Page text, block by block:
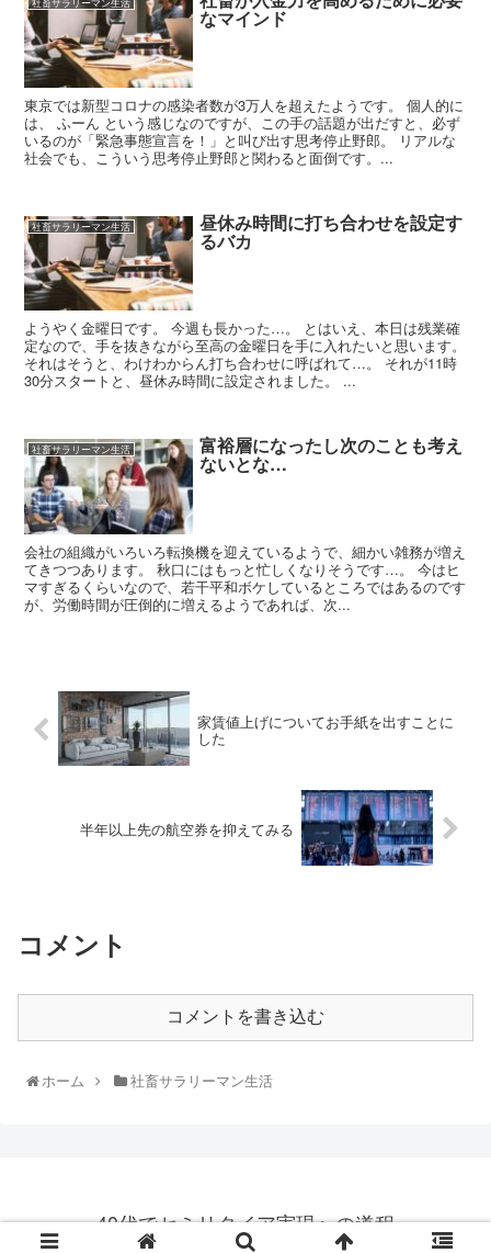
社畜サラリーマン生活
なマインド
東京では新型コロナの感染者数が3万人を超えたようです。 個人的に
は、 ふーん という感じなのですが、この手の話題が出だすと、必ず
いるのが「緊急事態宣言を！」と叫び出す思考停止野郎。 リアルな
社会でも、こういう思考停止野郎と関わると面倒です。...
社畜サラリーマン生活 昼休み時間に打ち合わせを設定す
るバカ
ようやく金曜日です。 今週も長かった…。 とはいえ、本日は残業確
定なので、手を抜きながら至高の金曜日を手に入れたいと思います。
それはそうと、わけわからん打ち合わせに呼ばれて…。 それが11時
30分スタートと、昼休み時間に設定されました。 ...
社畜サラリーマン生活 富裕層になったし次のことも考え
ないとな…
会社の組織がいろいろ転換機を迎えているようで、細かい雑務が増え
てきつつあります。 秋口にはもっと忙しくなりそうです…。 今はヒ
マすぎるくらいなので、若干平和ボケしているところではあるのです
が、労働時間が圧倒的に増えるようであれば、次...
家賃値上げについてお手紙を出すことに
した
半年以上先の航空券を抑えてみる
コメント
コメントを書き込む
ホーム 社畜サラリーマン生活
40代でセミリタイア実現への道程